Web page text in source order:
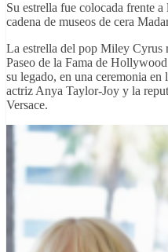
Su estrella fue colocada frente
cadena de museos de cera
La estrella del pop Miley Cyrus
Paseo de la Fama de
su legado, en una ceremonia en
actriz Anya Taylor-Joy y la
Versace.